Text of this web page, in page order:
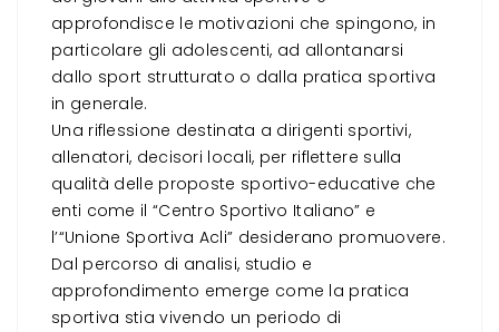
approfondisce le motivazioni che spingono, in
particolare gli adolescenti, ad allontanarsi
dallo sport strutturato o dalla pratica sportiva
in generale.
Una riflessione destinata a dirigenti sportivi,
allenatori, decisori locali, per riflettere sulla
qualità delle proposte sportivo-educative che
enti come il “Centro Sportivo Italiano” e
l’“Unione Sportiva Acli” desiderano promuovere.
Dal percorso di analisi, studio e
approfondimento emerge come la pratica
sportiva stia vivendo un periodo di